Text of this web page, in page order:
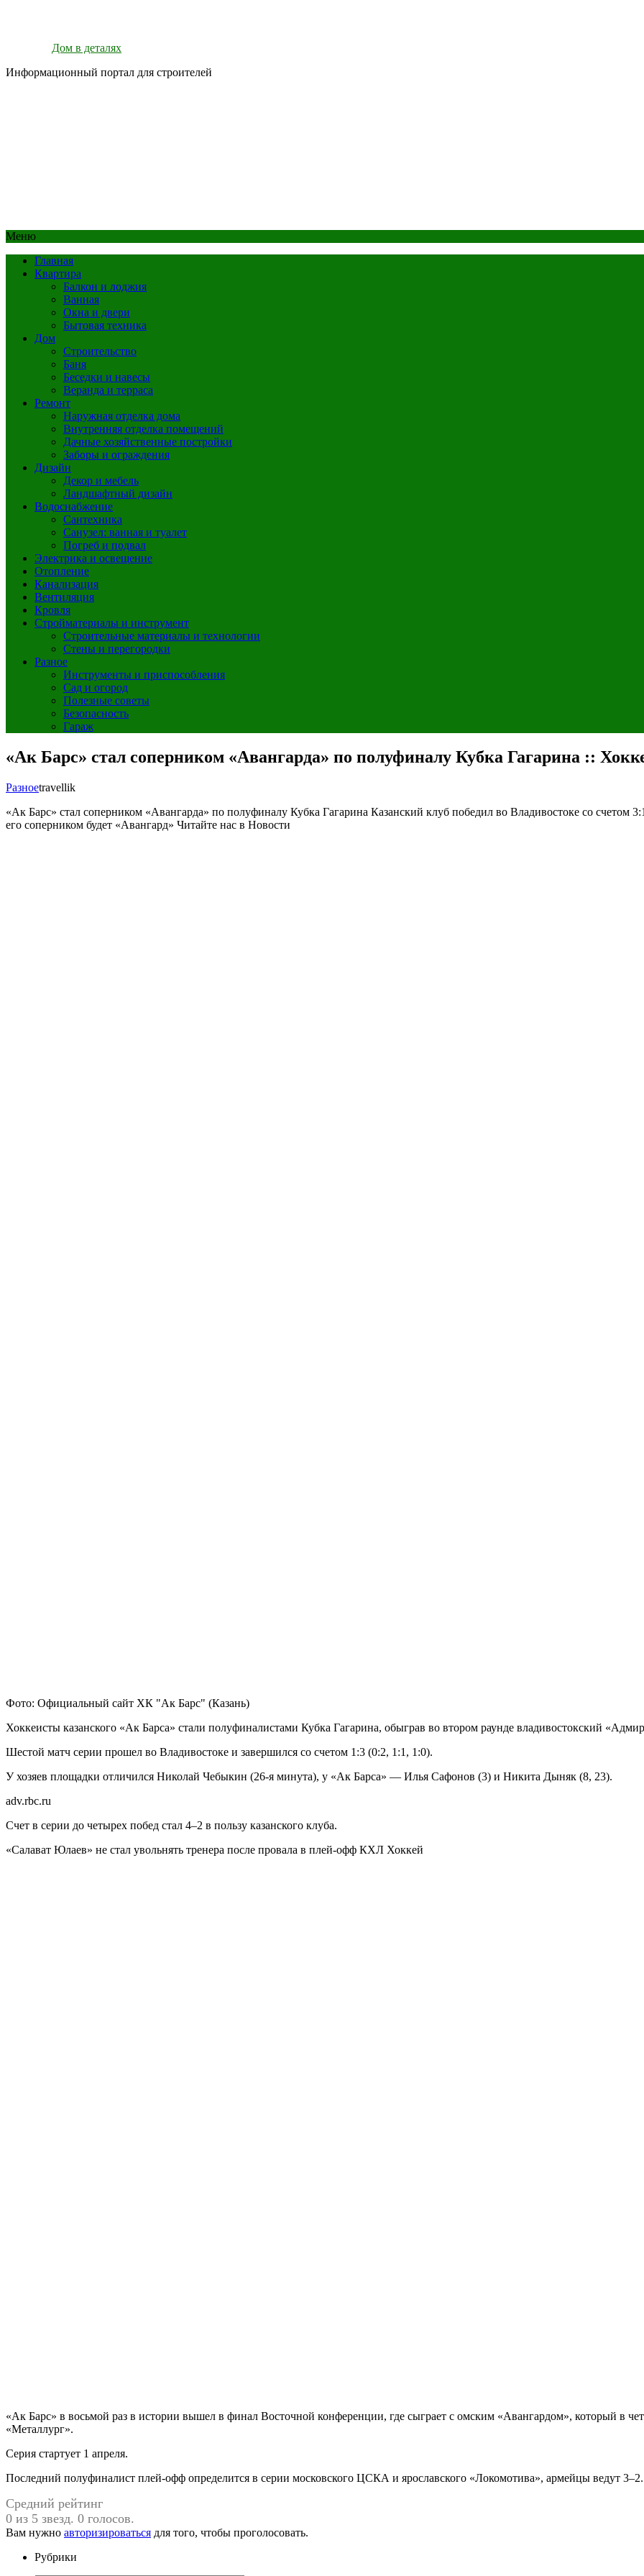
Дом в деталях
Информационный портал для строителей
Меню
Главная
Квартира
Балкон и лоджия
Ванная
Окна и двери
Бытовая техника
Дом
Строительство
Баня
Беседки и навесы
Веранда и терраса
Ремонт
Наружная отделка дома
Внутренняя отделка помещений
Дачные хозяйственные постройки
Заборы и ограждения
Дизайн
Декор и мебель
Ландшафтный дизайн
Водоснабжение
Сантехника
Санузел: ванная и туалет
Погреб и подвал
Электрика и освещение
Отопление
Канализация
Вентиляция
Кровля
Стройматериалы и инструмент
Строительные материалы и технологии
Стены и перегородки
Разное
Инструменты и приспособления
Сад и огород
Полезные советы
Безопасность
Гараж
«Ак Барс» стал соперником «Авангарда» по полуфиналу Кубка Гагарина ::
Разноеtravellik
«Ак Барс» стал соперником «Авангарда» по полуфиналу Кубка Гагарина Казанский клуб победил во Владивостоке со
его соперником будет «Авангард» Читайте нас в Новости
Фото: Официальный сайт ХК "Ак Барс" (Казань)
Хоккеисты казанского «Ак Барса» стали полуфиналистами Кубка Гагарина, обыграв во втором раунде владивостокский
Шестой матч серии прошел во Владивостоке и завершился со счетом 1:3 (0:2, 1:1, 1:0).
У хозяев площадки отличился Николай Чебыкин (26-я минута), у «Ак Барса» — Илья Сафонов (3) и Никита Дыняк (8, 23).
adv.rbc.ru
Счет в серии до четырех побед стал 4–2 в пользу казанского клуба.
«Салават Юлаев» не стал увольнять тренера после провала в плей-офф КХЛ Хоккей
«Ак Барс» в восьмой раз в истории вышел в финал Восточной конференции, где сыграет с омским «Авангардом», который в
«Металлург».
Серия стартует 1 апреля.
Последний полуфиналист плей-офф определится в серии московского ЦСКА и ярославского «Локомотива», армейцы ведут 3–2.
Средний рейтинг
0 из 5 звезд. 0 голосов.
Вам нужно авторизироваться для того, чтобы проголосовать.
Рубрики